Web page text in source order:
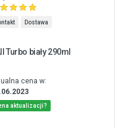
Dostawa
biały 290ml
cena w:
aktualizacji?